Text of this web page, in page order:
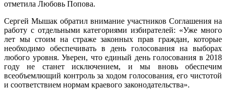
отметила Любовь Попова.
Сергей Мышак обратил внимание участников Соглашения на
работу с отдельными категориями избирателей: «Уже много
лет мы стоим на страже законных прав граждан, которые
необходимо обеспечивать в день голосования на выборах
любого уровня. Уверен, что единый день голосования в 2018
году не станет исключением, и мы вновь обеспечим
всеобъемлющий контроль за ходом голосования, его чистотой
и соответствием нормам краевого законодательства».